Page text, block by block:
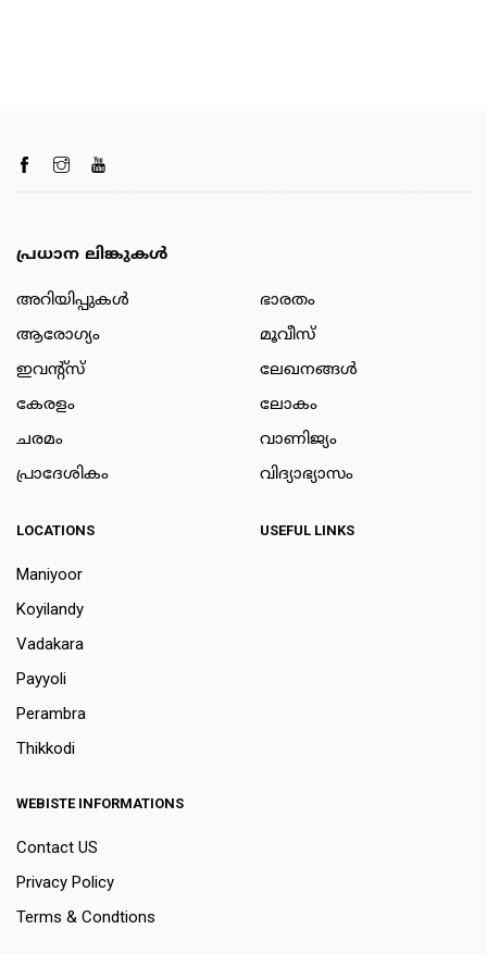
പ്രധാന ലിങ്കുകൾ
അറിയിപ്പുകള്‍
ആരോഗ്യം
ഇവന്റ്സ്
കേരളം
ചരമം
പ്രാദേശികം
ഭാരതം
മൂവീസ്
ലേഖനങ്ങള്‍
ലോകം
വാണിജ്യം
വിദ്യാഭ്യാസം
LOCATIONS
Maniyoor
Koyilandy
Vadakara
Payyoli
Perambra
Thikkodi
USEFUL LINKS
WEBISTE INFORMATIONS
Contact US
Privacy Policy
Terms & Condtions